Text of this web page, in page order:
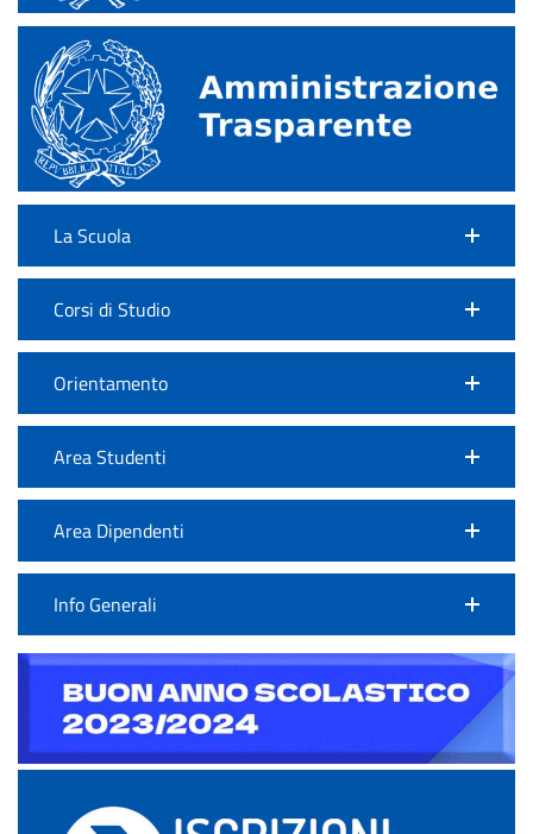
La Scuola
Corsi di Studio
Orientamento
Area Studenti
Area Dipendenti
Info Generali